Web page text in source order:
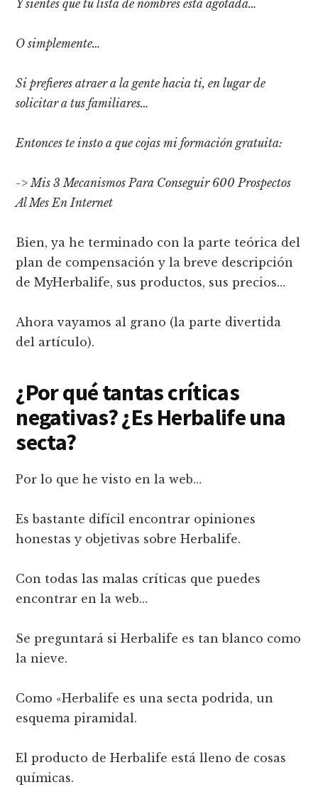
Y sientes que tu lista de nombres está agotada…
O simplemente…
Si prefieres atraer a la gente hacia ti, en lugar de
solicitar a tus familiares…
Entonces te insto a que cojas mi formación gratuita:
-> Mis 3 Mecanismos Para Conseguir 600 Prospectos
Al Mes En Internet
Bien, ya he terminado con la parte teórica del
plan de compensación y la breve descripción
de MyHerbalife, sus productos, sus precios…
Ahora vayamos al grano (la parte divertida
del artículo).
¿Por qué tantas críticas
negativas? ¿Es Herbalife una
secta?
Por lo que he visto en la web…
Es bastante difícil encontrar opiniones
honestas y objetivas sobre Herbalife.
Con todas las malas críticas que puedes
encontrar en la web…
Se preguntará si Herbalife es tan blanco como
la nieve.
Como «Herbalife es una secta podrida, un
esquema piramidal.
El producto de Herbalife está lleno de cosas
químicas.